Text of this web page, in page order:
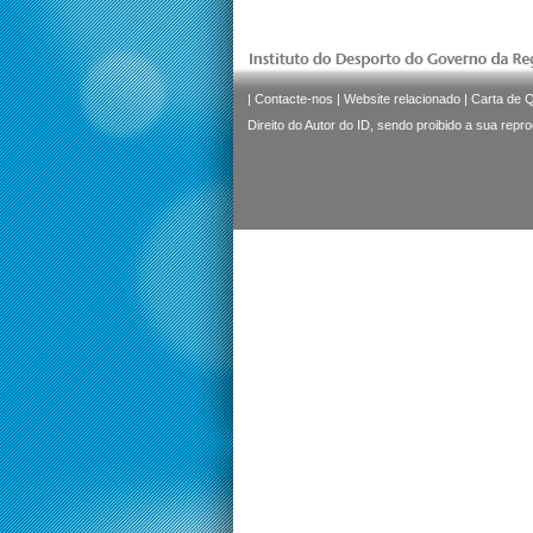
| Contacte-nos | Website relacionado | Carta de
Direito do Autor do ID, sendo proibido a sua